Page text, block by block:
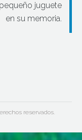
juguete
en su memoria.
reservados.